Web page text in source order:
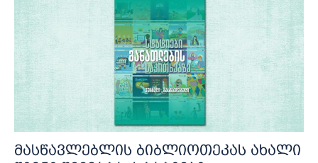
მასწავლებლის ბიბლიოთეკას ახალი